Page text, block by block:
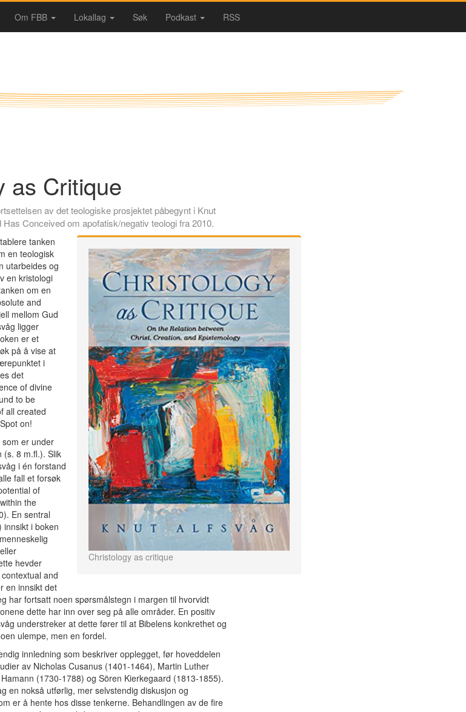
Om FBB Lokallag Søk Podkast RSS
as Critique
av det teologiske prosjektet påbegynt i Knut
Conceived om apofatisk/negativ teologi fra 2010.
Christology as critique
tanken
en teologisk
utarbeides og
en kristologi
om en
and
mellom Gud
ligger
er et
på å vise at
i
det
of divine
to be
all created
on!
er under
(s. 8 m.fl.). Slik
i én forstand
fall et forsøk
of
the
En sentral
innsikt i boken
hevder
and
en innsikt det
har fortsatt noen spørsmålstegn i margen til hvorvidt
dette har inn over seg på alle områder. En positiv
understreker at dette fører til at Bibelens konkrethet og
ulempe, men en fordel.
innledning som beskriver opplegget, før hoveddelen
av Nicholas Cusanus (1401-1464), Martin Luther
(1730-1788) og Sören Kierkegaard (1813-1855).
en nokså utførlig, mer selvstendig diskusjon og
er å hente hos disse tenkerne. Behandlingen av de fire